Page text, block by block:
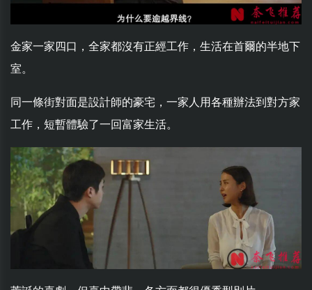
金家一家四口，全家都沒有正經工作，生活在首爾的半地下
室。
同一條街對面是設計師的豪宅，一家人用各種辦法到對方家
工作，短暫體驗了一回富家生活。